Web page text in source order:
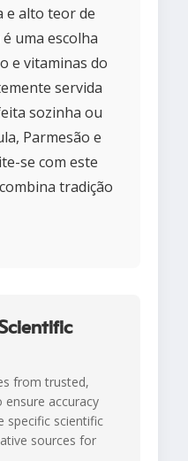
e alto teor de
uma escolha
e vitaminas do
servida
sozinha ou
Parmesão e
se com este
tradição
from trusted,
accuracy
specific scientific
sources for